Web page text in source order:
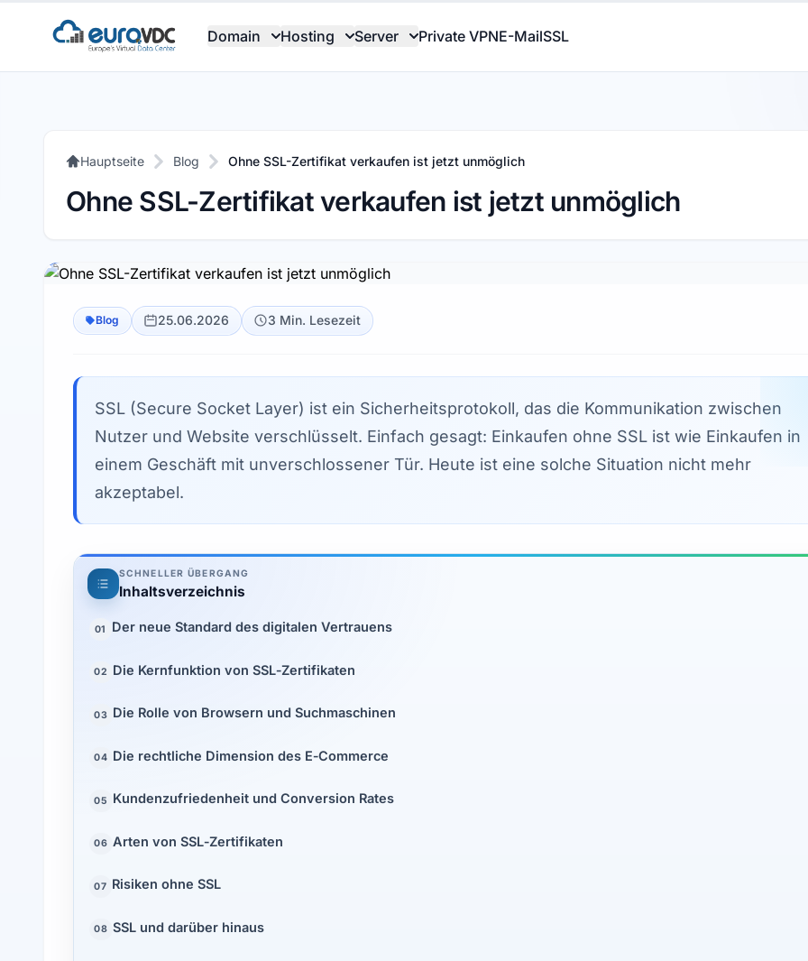
Domain Hosting Server Private VPNE-MailSSL
Hauptseite Blog Ohne SSL-Zertifikat verkaufen ist jetzt unmöglich
Ohne SSL-Zertifikat verkaufen ist jetzt unmöglich
Blog 25.06.2026 3 Min. Lesezeit
SSL (Secure Socket Layer) ist ein Sicherheitsprotokoll, das die Kommunikation zwischen
Nutzer und Website verschlüsselt. Einfach gesagt: Einkaufen ohne SSL ist wie Einkaufen in
einem Geschäft mit unverschlossener Tür. Heute ist eine solche Situation nicht mehr
akzeptabel.
SCHNELLER ÜBERGANG
Inhaltsverzeichnis
01 Der neue Standard des digitalen Vertrauens
02 Die Kernfunktion von SSL‑Zertifikaten
03 Die Rolle von Browsern und Suchmaschinen
04 Die rechtliche Dimension des E‑Commerce
05 Kundenzufriedenheit und Conversion Rates
06 Arten von SSL‑Zertifikaten
07 Risiken ohne SSL
08 SSL und darüber hinaus